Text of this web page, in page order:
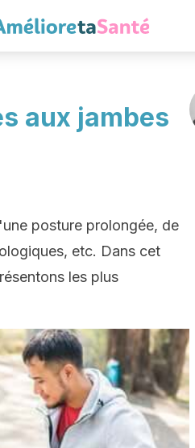
aux jambes
posture prolongée, de
etc. Dans cet
les plus